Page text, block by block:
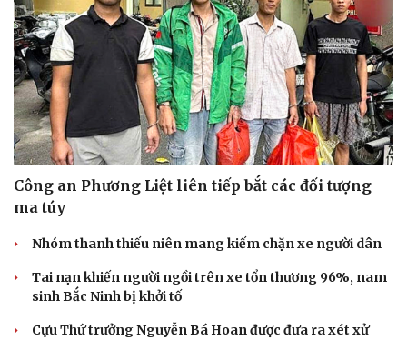
Công an Phương Liệt liên tiếp bắt các đối tượng
ma túy
Nhóm thanh thiếu niên mang kiếm chặn xe người dân
Tai nạn khiến người ngồi trên xe tổn thương 96%, nam
sinh Bắc Ninh bị khởi tố
Cựu Thứ trưởng Nguyễn Bá Hoan được đưa ra xét xử